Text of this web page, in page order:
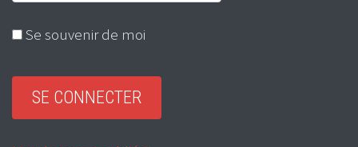
Se souvenir de moi